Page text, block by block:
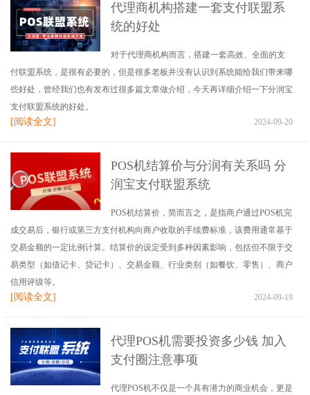
代理商机构搭建一套支付联盟系
统的好处
对于代理商机构而言，搭建一套高效、全面的支
付联盟系统，是很有必要的，但是很多老板并没有认识到系统能给我们带来哪
些好处，曾经我们也有发布过很多篇文章做介绍，今天再详细介绍一下分润宝
支付联盟系统的好处。
[阅读全文] 2024-09-20
POS机结算价与分润有关系吗 分
润宝支付联盟系统
POS机结算价，简而言之，是指商户通过POS机完
成交易后，银行或第三方支付机构向商户收取的手续费标准，该费用通常基于
交易金额的一定比例计算。结算价的设定受到多种因素影响，包括但不限于交
易类型（如借记卡、贷记卡）、交易金额、行业类别（如餐饮、零售）、商户
信用评级等。
[阅读全文] 2024-09-19
代理POS机需要投资多少钱 加入
支付圈注意事项
代理POS机不仅是一个具有潜力的商业机会，更是